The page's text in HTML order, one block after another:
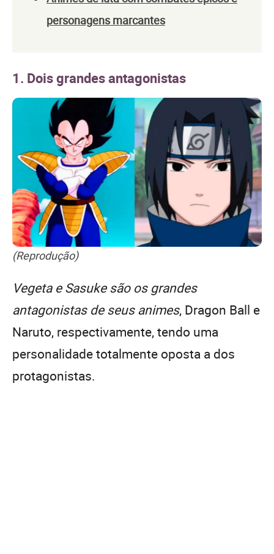
personagens marcantes
1. Dois grandes antagonistas
(Reprodução)
Vegeta e Sasuke são os grandes
antagonistas de seus animes, Dragon Ball e
Naruto, respectivamente, tendo uma
personalidade totalmente oposta a dos
protagonistas.